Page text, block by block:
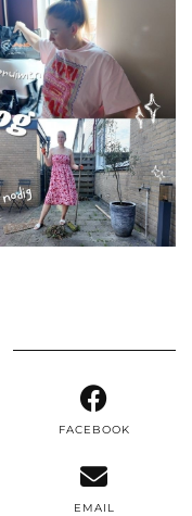
FACEBOOK
EMAIL